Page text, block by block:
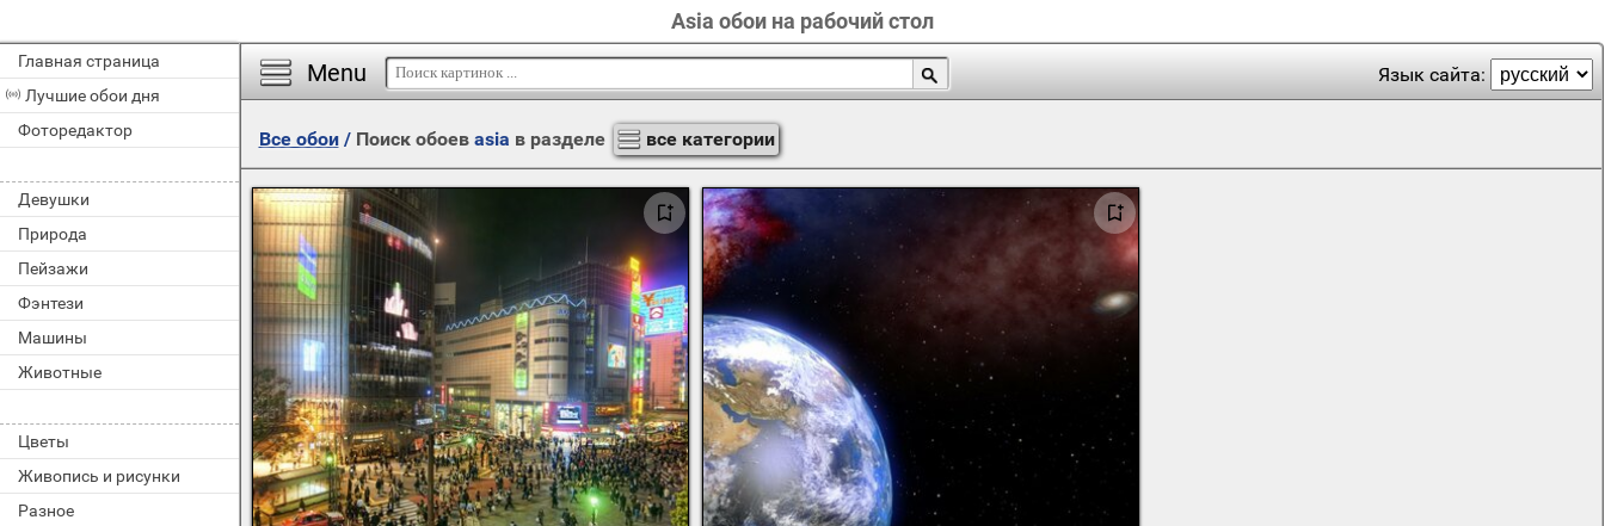
Asia обои на рабочий стол
Главная страница
Лучшие обои дня
Фоторедактор
Девушки
Природа
Пейзажи
Фэнтези
Машины
Животные
Цветы
Живопись и рисунки
Разное
Menu Язык сайта:
Все обои/ Поиск обоев asia в разделе все категории